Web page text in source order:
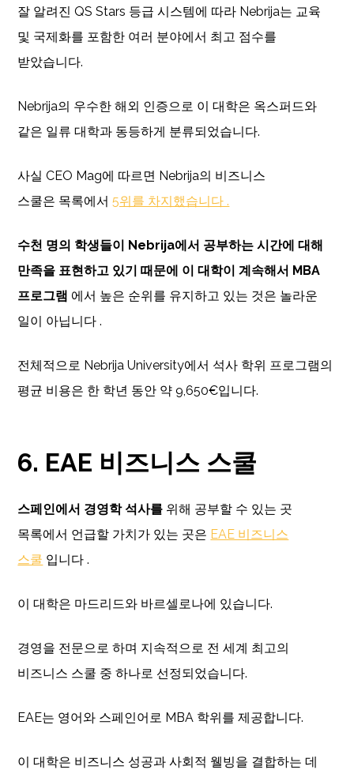
잘 알려진 QS Stars 등급 시스템에 따라 Nebrija는 교육
및 국제화를 포함한 여러 분야에서 최고 점수를
받았습니다.
Nebrija의 우수한 해외 인증으로 이 대학은 옥스퍼드와
같은 일류 대학과 동등하게 분류되었습니다.
사실 CEO Mag에 따르면 Nebrija의 비즈니스
스쿨은 목록에서5위를 차지했습니다 .
수천 명의 학생들이 Nebrija에서 공부하는 시간에 대해
만족을 표현하고 있기 때문에 이 대학이 계속해서 MBA
프로그램 에서 높은 순위를 유지하고 있는 것은 놀라운
일이 아닙니다 .
전체적으로 Nebrija University에서 석사 학위 프로그램의
평균 비용은 한 학년 동안 약 9,650€입니다.
6. EAE 비즈니스 스쿨
스페인에서 경영학 석사를 위해 공부할 수 있는 곳
목록에서 언급할 가치가 있는 곳은 EAE 비즈니스
스쿨 입니다 .
이 대학은 마드리드와 바르셀로나에 있습니다.
경영을 전문으로 하며 지속적으로 전 세계 최고의
비즈니스 스쿨 중 하나로 선정되었습니다.
EAE는 영어와 스페인어로 MBA 학위를 제공합니다.
이 대학은 비즈니스 성공과 사회적 웰빙을 결합하는 데